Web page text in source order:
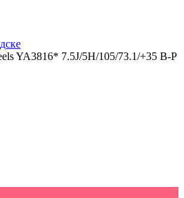
YA3816* 7.5J/5H/105/73.1/+35 B-P